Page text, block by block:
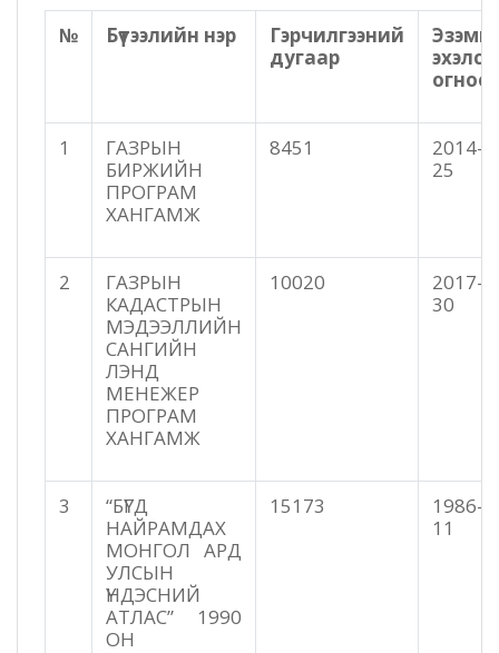
№ Бүтээлийн нэр
Гэрчилгээний
дугаар
огноо
1
ГАЗРЫН
БИРЖИЙН
ПРОГРАМ
ХАНГАМЖ
8451
2014-
25
2
ГАЗРЫН
КАДАСТРЫН
МЭДЭЭЛЛИЙН
САНГИЙН
ЛЭНД
МЕНЕЖЕР
ПРОГРАМ
ХАНГАМЖ
10020
2017-
30
3
“БҮГД
НАЙРАМДАХ
МОНГОЛ АРД
УЛСЫН
ҮНДЭСНИЙ
АТЛАС” 1990
ОН
15173
1986-
11